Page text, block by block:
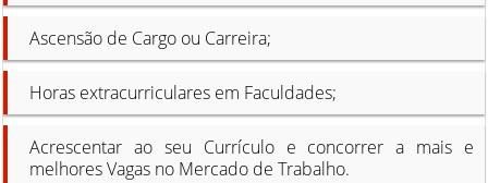
Ascensão de Cargo ou Carreira;
Horas extracurriculares em Faculdades;
Acrescentar ao seu Currículo e concorrer a mais e
melhores Vagas no Mercado de Trabalho.